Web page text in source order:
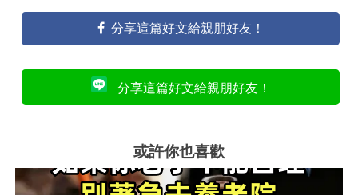
分享這篇好文給親朋好友！
分享這篇好文給親朋好友！
或許你也喜歡